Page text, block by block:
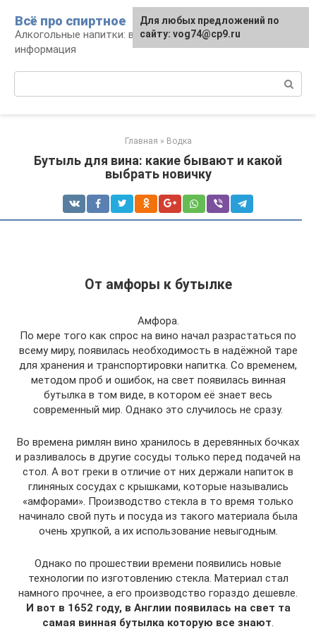
контенту
Всё про спиртное
Алкогольные напитки: виды, рецепты,
информация
Главная » Водка
Бутыль для вина: какие бывают и какой
выбрать новичку
От амфоры к бутылке
Амфора.
По мере того как спрос на вино начал разрастаться по
всему миру, появилась необходимость в надёжной таре
для хранения и транспортировки напитка. Со временем,
методом проб и ошибок, на свет появилась винная
бутылка в том виде, в котором её знает весь
современный мир. Однако это случилось не сразу.
Во времена римлян вино хранилось в деревянных бочках
и разливалось в другие сосуды только перед подачей на
стол. А вот греки в отличие от них держали напиток в
глиняных сосудах с крышками, которые назывались
«амфорами». Производство стекла в то время только
начинало свой путь и посуда из такого материала была
очень хрупкой, а их использование невыгодным.
Однако по прошествии времени появились новые
технологии по изготовлению стекла. Материал стал
намного прочнее, а его производство гораздо дешевле.
И вот в 1652 году, в Англии появилась на свет та
самая винная бутылка которую все знают.
Для любых предложений по
сайту: vog74@cp9.ru